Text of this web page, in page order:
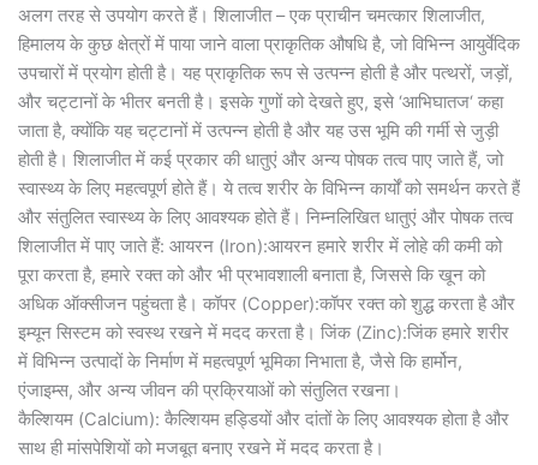
अलग तरह से उपयोग करते हैं। शिलाजीत – एक प्राचीन चमत्कार शिलाजीत,
हिमालय के कुछ क्षेत्रों में पाया जाने वाला प्राकृतिक औषधि है, जो विभिन्न आयुर्वेदिक
उपचारों में प्रयोग होती है। यह प्राकृतिक रूप से उत्पन्न होती है और पत्थरों, जड़ों,
और चट्टानों के भीतर बनती है। इसके गुणों को देखते हुए, इसे ‘आभिघातज‘ कहा
जाता है, क्योंकि यह चट्टानों में उत्पन्न होती है और यह उस भूमि की गर्मी से जुड़ी
होती है। शिलाजीत में कई प्रकार की धातुएं और अन्य पोषक तत्व पाए जाते हैं, जो
स्वास्थ्य के लिए महत्वपूर्ण होते हैं। ये तत्व शरीर के विभिन्न कार्यों को समर्थन करते हैं
और संतुलित स्वास्थ्य के लिए आवश्यक होते हैं। निम्नलिखित धातुएं और पोषक तत्व
शिलाजीत में पाए जाते हैं: आयरन (Iron):आयरन हमारे शरीर में लोहे की कमी को
पूरा करता है, हमारे रक्त को और भी प्रभावशाली बनाता है, जिससे कि खून को
अधिक ऑक्सीजन पहुंचता है। कॉपर (Copper):कॉपर रक्त को शुद्ध करता है और
इम्यून सिस्टम को स्वस्थ रखने में मदद करता है। जिंक (Zinc):जिंक हमारे शरीर
में विभिन्न उत्पादों के निर्माण में महत्वपूर्ण भूमिका निभाता है, जैसे कि हार्मोन,
एंजाइम्स, और अन्य जीवन की प्रक्रियाओं को संतुलित रखना।
कैल्शियम (Calcium): कैल्शियम हड्डियों और दांतों के लिए आवश्यक होता है और
साथ ही मांसपेशियों को मजबूत बनाए रखने में मदद करता है।